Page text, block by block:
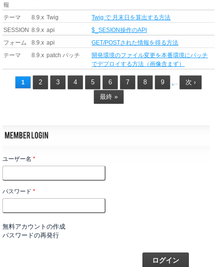
報
テーマ 8.9.x Twig
Twig で 月末日を算出する方法
SESSION 8.9.x api
$_SESION操作のAPI
フォーム
8.9.x api
GET/POSTされた情報を得る方法
テーマ
8.9.x patch パッチ
開発環境のファイル変更を本番環境にパッチ
でデプロイする方法（画像含まず）
1 2 3 4 5 6 7 8 9
次 ›
最終 »
ユーザー名 *
パスワード *
無料アカウントの作成
パスワードの再発行